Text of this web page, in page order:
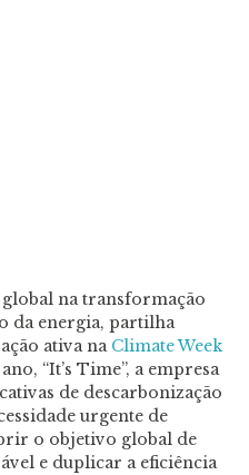
na transformação
da energia, partilha
ativa na Climate Week
“It’s Time”, a empresa
de descarbonização
urgente de
o objetivo global de
e duplicar a eficiência